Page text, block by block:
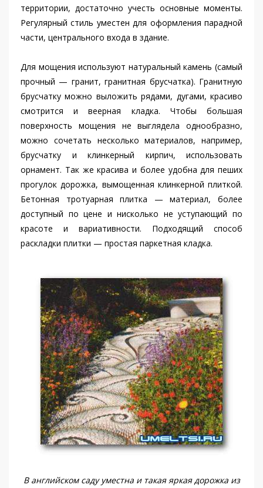
территории, достаточно учесть основные моменты.
Регулярный стиль уместен для оформления парадной
части, центрального входа в здание.
Для мощения используют натуральный камень (самый
прочный — гранит, гранитная брусчатка). Гранитную
брусчатку можно выложить рядами, дугами, красиво
смотрится и веерная кладка. Чтобы большая
поверхность мощения не выглядела однообразно,
можно сочетать несколько материалов, например,
брусчатку и клинкерный кирпич, использовать
орнамент. Так же красива и более удобна для пеших
прогулок дорожка, вымощенная клинкерной плиткой.
Бетонная тротуарная плитка — материал, более
доступный по цене и нисколько не уступающий по
красоте и вариативности. Подходящий способ
раскладки плитки — простая паркетная кладка.
В английском саду уместна и такая яркая дорожка из